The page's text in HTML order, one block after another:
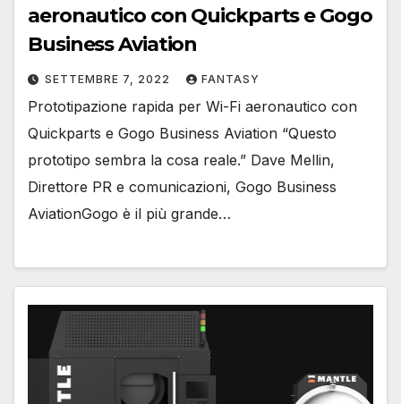
aeronautico con Quickparts e Gogo
Business Aviation
SETTEMBRE 7, 2022 FANTASY
Prototipazione rapida per Wi-Fi aeronautico con
Quickparts e Gogo Business Aviation “Questo
prototipo sembra la cosa reale.” Dave Mellin,
Direttore PR e comunicazioni, Gogo Business
AviationGogo è il più grande…